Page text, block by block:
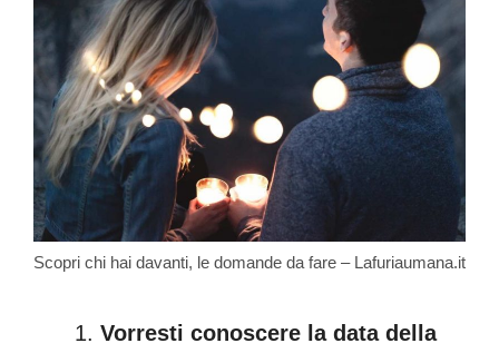
Scopri chi hai davanti, le domande da fare – Lafuriaumana.it
Vorresti conoscere la data della